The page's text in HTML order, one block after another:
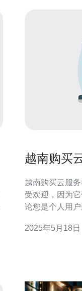
越南购买
越南购买云服务器的最佳选择
受欢迎，因为
论您是个人用
务商。 云服务器不仅可以提供强大的计算能力，还可以根
2025年5月18日